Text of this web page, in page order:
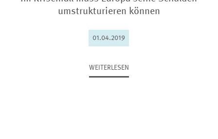
umstrukturieren können
01.04.2019
WEITERLESEN